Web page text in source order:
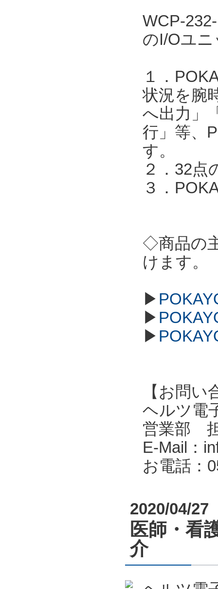
WCP-
のI/Oユ
１．
状況を腕
へ出力」
行」等、
す。
２．32点
３．
◇商品の
けます。
▶
▶
▶
【お問い
ヘルツ電
営業部
E-Mail：
お電話：
2020/04/27
医師・看
介